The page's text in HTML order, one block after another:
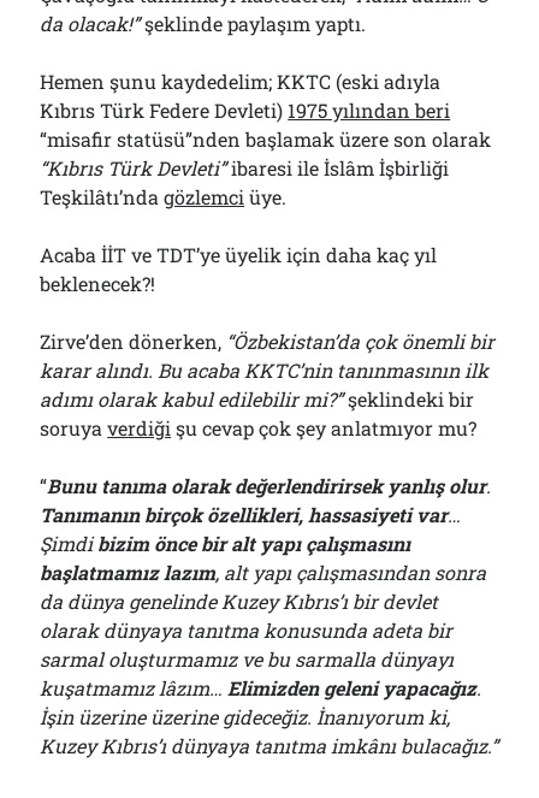
da olacak!”şeklinde paylaşım yaptı.
Hemen şunu kaydedelim; KKTC (eski adıyla
Kıbrıs Türk Federe Devleti) 1975 yılından beri
“misafir statüsü”nden başlamak üzere son olarak
“Kıbrıs Türk Devleti”ibaresi ile İslâm İşbirliği
Teşkilâtı’ndagözlemci üye.
Acaba İİT ve TDT’ye üyelik için daha kaç yıl
beklenecek?!
Zirve’den dönerken, “Özbekistan’da çok önemli bir
karar alındı. Bu acaba KKTC’nin tanınmasının ilk
adımı olarak kabul edilebilir mi?”şeklindeki bir
soruyaverdiği şu cevap çok şey anlatmıyor mu?
“Bunu tanıma olarak değerlendirirsek yanlış olur.
Tanımanın birçok özellikleri, hassasiyeti var…
Şimdibizim önce bir alt yapı çalışmasını
başlatmamız lazım, alt yapı çalışmasından sonra
da dünya genelinde Kuzey Kıbrıs’ı bir devlet
olarak dünyaya tanıtma konusunda adeta bir
sarmal oluşturmamız ve bu sarmalla dünyayı
kuşatmamız lâzım… Elimizden geleni yapacağız.
İşin üzerine üzerine gideceğiz. İnanıyorum ki,
Kuzey Kıbrıs’ı dünyaya tanıtma imkânı bulacağız.”